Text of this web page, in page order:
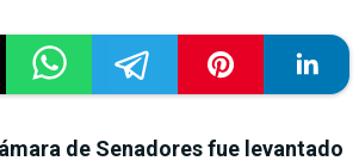
de Senadores fue levantado